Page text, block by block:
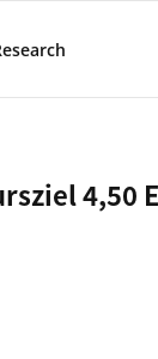
4,50